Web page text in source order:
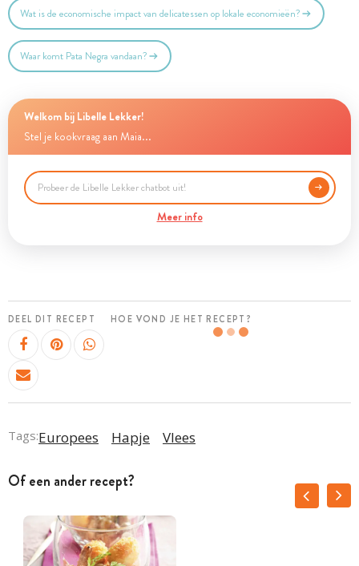
Wat is de economische impact van delicatessen op lokale economieën?
Waar komt Pata Negra vandaan?
Welkom bij Libelle Lekker!
Stel je kookvraag aan Maia...
Meer info
DEEL DIT RECEPT HOE VOND JE HET RECEPT?
Tags:Europees Hapje Vlees
Of een ander recept?